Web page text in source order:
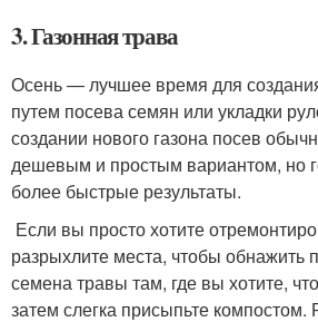
3. Газонная трава
Осень — лучшее время для
путем посева семян или укладки
создании нового газона посев
дешевым и простым вариантом, но
более быстрые результаты.
Если вы просто хотите
разрыхлите места, чтобы обнажить
семена травы там, где вы хотите,
затем слегка присыпьте компостом.